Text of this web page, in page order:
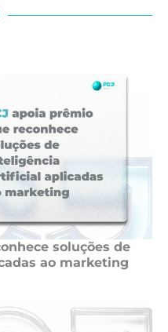
soluções de
ao marketing